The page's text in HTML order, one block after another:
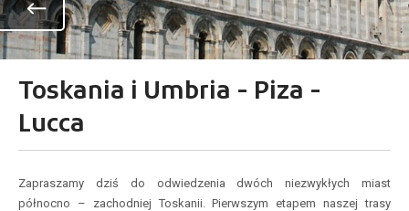
Toskania i Umbria - Piza -
Lucca
Zapraszamy dziś do odwiedzenia dwóch niezwykłych miast
północno – zachodniej Toskanii. Pierwszym etapem naszej trasy